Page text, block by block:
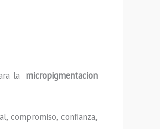
la micropigmentacion
compromiso, confianza,